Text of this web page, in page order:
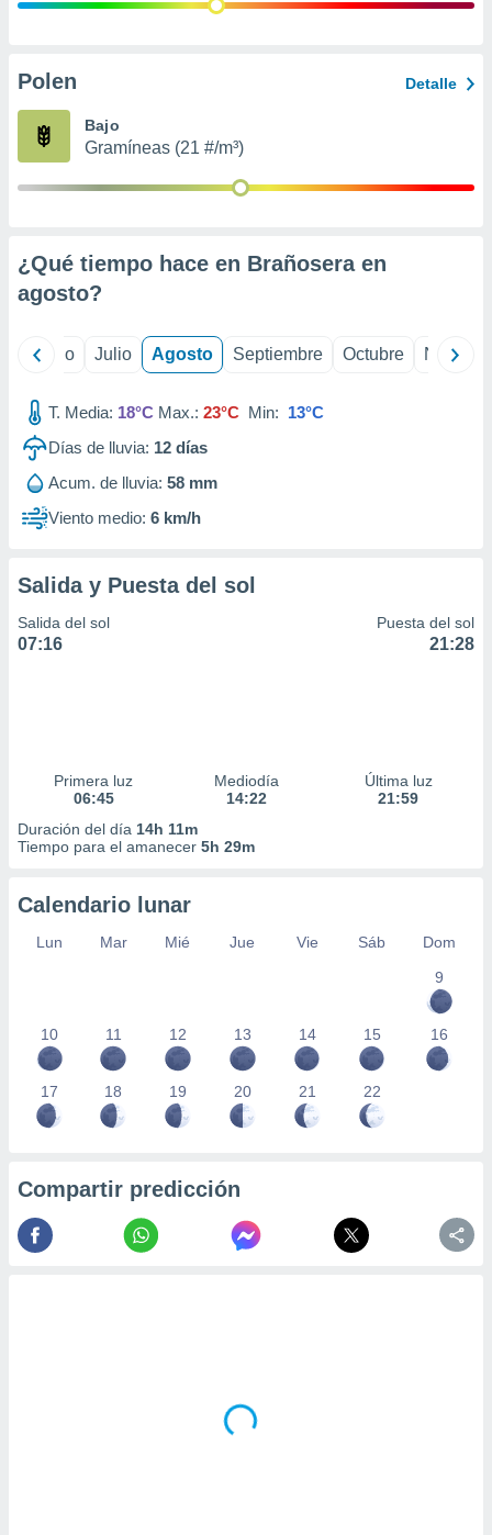
publicidad
de
Polen Detalle
Bajo
Gramíneas (21 #/m³)
¿Qué tiempo hace en Brañosera en
agosto?
Junio Julio Agosto Septiembre Octubre
T. Media: 18°C Max.: 23°C Min: 13°C
Días de lluvia: 12 días
Acum. de lluvia: 58 mm
Viento medio: 6 km/h
Salida y Puesta del sol
Salida del sol
07:16
Puesta del sol
21:28
Primera luz
06:45
Mediodía
14:22
Última luz
21:59
Duración del día 14h 11m
Tiempo para el amanecer 5h 29m
Calendario lunar
Lun Mar Mié Jue Vie Sáb
Dom
9
10 11 12 13 14 15 16
17 18 19 20 21 22
Compartir predicción